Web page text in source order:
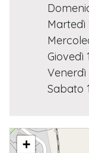
Martedì
Giovedì
Venerdì
Sabato
B.M.V. MADRE DELLA
+